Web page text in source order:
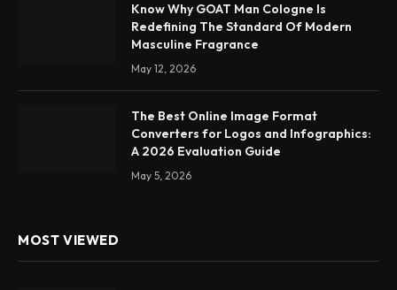
Know Why GOAT Man Cologne Is
Redefining The Standard Of Modern
Masculine Fragrance
May 12, 2026
The Best Online Image Format
Converters for Logos and Infographics:
A 2026 Evaluation Guide
May 5, 2026
MOST VIEWED